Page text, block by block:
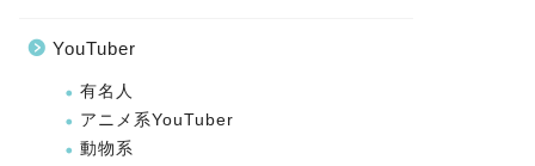
YouTuber
有名人
アニメ系YouTuber
動物系